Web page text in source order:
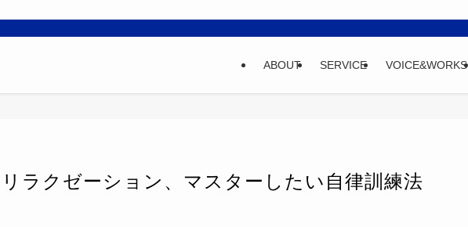
ABOUT SERVICE VOICE&WORKS
ラクゼーション、マスターしたい自律訓練法